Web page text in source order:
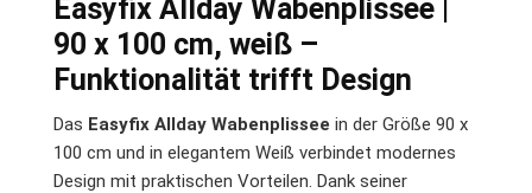
Easyfix Allday Wabenplissee |
90 x 100 cm, weiß –
Funktionalität trifft Design
Das Easyfix Allday Wabenplissee in der Größe 90 x
100 cm und in elegantem Weiß verbindet modernes
Design mit praktischen Vorteilen. Dank seiner